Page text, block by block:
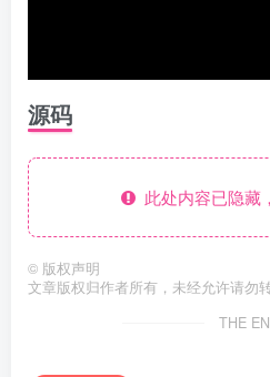
源码
此处内容已隐藏
© 版权声明
文章版权归作者所有，未经允许请勿转
THE